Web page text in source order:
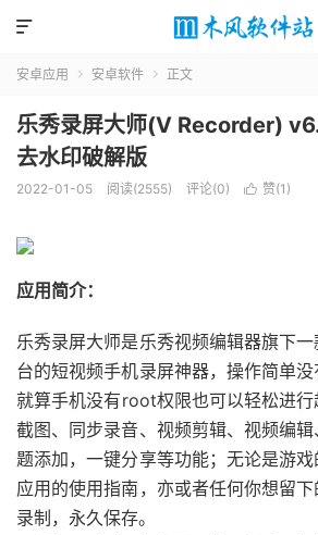

安卓应用  安卓软件  正文
乐秀录屏大师(V Recorder)
去水印破解版
2022-01-05 阅读(2555) 评论(0)  赞(1 )
应用简介：
乐秀录屏大师是乐秀视频编辑器旗下
台的短视频手机录屏神器，操作简单没
就算手机没有root权限也可以轻松进
截图、同步录音、视频剪辑、视频编
题添加，一键分享等功能；无论是游
应用的使用指南，亦或者任何你想留
录制，永久保存。